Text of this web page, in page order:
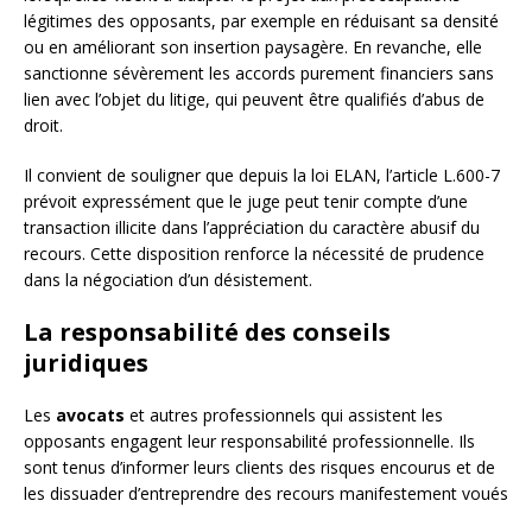
légitimes des opposants, par exemple en réduisant sa densité
ou en améliorant son insertion paysagère. En revanche, elle
sanctionne sévèrement les accords purement financiers sans
lien avec l’objet du litige, qui peuvent être qualifiés d’abus de
droit.
Il convient de souligner que depuis la loi ELAN, l’article L.600-7
prévoit expressément que le juge peut tenir compte d’une
transaction illicite dans l’appréciation du caractère abusif du
recours. Cette disposition renforce la nécessité de prudence
dans la négociation d’un désistement.
La responsabilité des conseils
juridiques
Les avocats et autres professionnels qui assistent les
opposants engagent leur responsabilité professionnelle. Ils
sont tenus d’informer leurs clients des risques encourus et de
les dissuader d’entreprendre des recours manifestement voués